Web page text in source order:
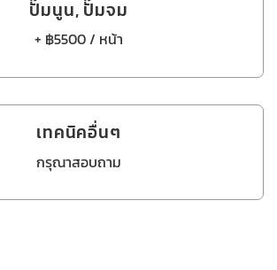
ปั๊มนูน, ปั๊มจม
+ ฿5500 / หน้า
เทคนิคอื่นๆ
กรุณาสอบถาม